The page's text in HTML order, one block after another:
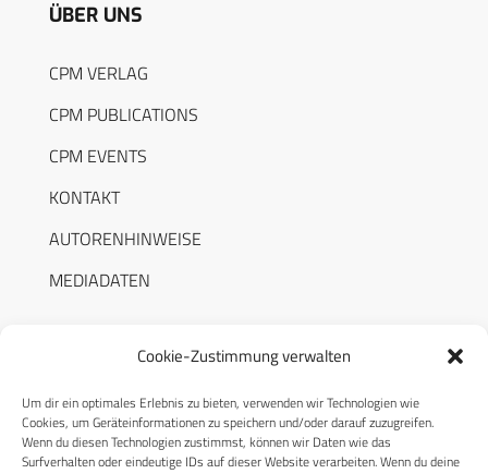
Cookie-Zustimmung verwalten
Um dir ein optimales Erlebnis zu bieten, verwenden wir Technologien wie
Cookies, um Geräteinformationen zu speichern und/oder darauf zuzugreifen.
Wenn du diesen Technologien zustimmst, können wir Daten wie das
Surfverhalten oder eindeutige IDs auf dieser Website verarbeiten. Wenn du deine
ÜBER UNS
CPM VERLAG
CPM PUBLICATIONS
CPM EVENTS
KONTAKT
AUTORENHINWEISE
MEDIADATEN
RECHTLICHES